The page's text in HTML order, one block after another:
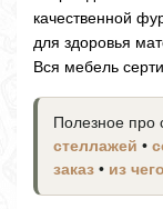
качественной
для здоровья
Вся мебель
Полезное про
стеллажей •
заказ • из